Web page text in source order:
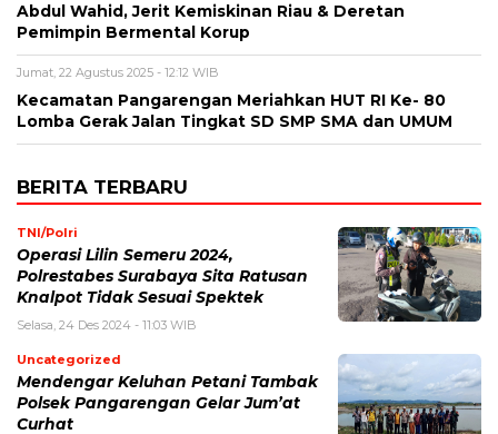
Abdul Wahid, Jerit Kemiskinan Riau & Deretan
Pemimpin Bermental Korup
Jumat, 22 Agustus 2025 - 12:12 WIB
Kecamatan Pangarengan Meriahkan HUT RI Ke- 80
Lomba Gerak Jalan Tingkat SD SMP SMA dan UMUM
BERITA TERBARU
TNI/Polri
Operasi Lilin Semeru 2024,
Polrestabes Surabaya Sita Ratusan
Knalpot Tidak Sesuai Spektek
Selasa, 24 Des 2024 - 11:03 WIB
Uncategorized
Mendengar Keluhan Petani Tambak
Polsek Pangarengan Gelar Jum’at
Curhat